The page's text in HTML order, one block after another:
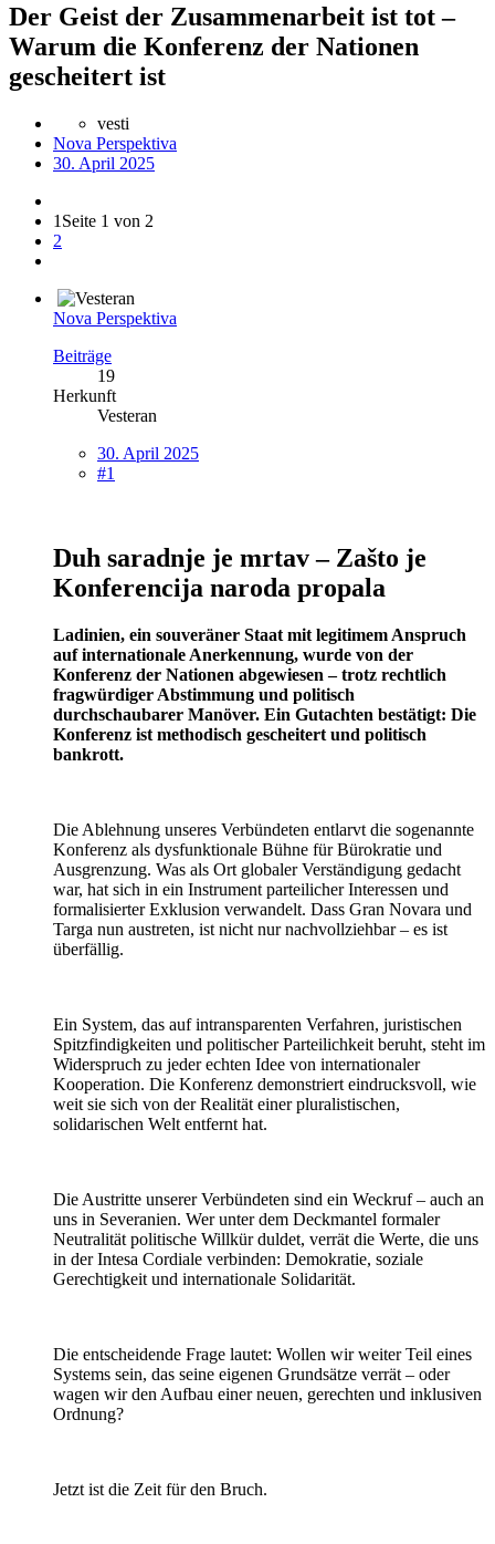
Der Geist der Zusammenarbeit ist tot –
Warum die Konferenz der Nationen
gescheitert ist
vesti
Nova Perspektiva
30. April 2025
1 Seite 1 von 2
2
Nova Perspektiva
Beiträge
19
Herkunft
Vesteran
30. April 2025
#1
Duh saradnje je mrtav – Zašto je
Konferencija naroda propala
Ladinien, ein souveräner Staat mit legitimem Anspruch
auf internationale Anerkennung, wurde von der
Konferenz der Nationen abgewiesen – trotz rechtlich
fragwürdiger Abstimmung und politisch
durchschaubarer Manöver. Ein Gutachten bestätigt: Die
Konferenz ist methodisch gescheitert und politisch
bankrott.
Die Ablehnung unseres Verbündeten entlarvt die sogenannte
Konferenz als dysfunktionale Bühne für Bürokratie und
Ausgrenzung. Was als Ort globaler Verständigung gedacht
war, hat sich in ein Instrument parteilicher Interessen und
formalisierter Exklusion verwandelt. Dass Gran Novara und
Targa nun austreten, ist nicht nur nachvollziehbar – es ist
überfällig.
Ein System, das auf intransparenten Verfahren, juristischen
Spitzfindigkeiten und politischer Parteilichkeit beruht, steht im
Widerspruch zu jeder echten Idee von internationaler
Kooperation. Die Konferenz demonstriert eindrucksvoll, wie
weit sie sich von der Realität einer pluralistischen,
solidarischen Welt entfernt hat.
Die Austritte unserer Verbündeten sind ein Weckruf – auch an
uns in Severanien. Wer unter dem Deckmantel formaler
Neutralität politische Willkür duldet, verrät die Werte, die uns
in der Intesa Cordiale verbinden: Demokratie, soziale
Gerechtigkeit und internationale Solidarität.
Die entscheidende Frage lautet: Wollen wir weiter Teil eines
Systems sein, das seine eigenen Grundsätze verrät – oder
wagen wir den Aufbau einer neuen, gerechten und inklusiven
Ordnung?
Jetzt ist die Zeit für den Bruch.